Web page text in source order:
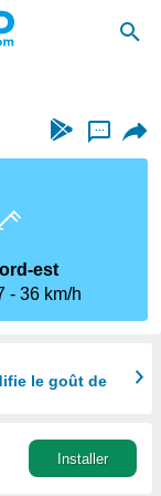
...
est
36 km/h
le goût de
Installer